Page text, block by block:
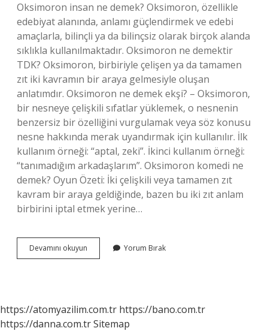
Oksimoron insan ne demek? Oksimoron, özellikle
edebiyat alanında, anlamı güçlendirmek ve edebi
amaçlarla, bilinçli ya da bilinçsiz olarak birçok alanda
sıklıkla kullanılmaktadır. Oksimoron ne demektir
TDK? Oksimoron, birbiriyle çelişen ya da tamamen
zıt iki kavramın bir araya gelmesiyle oluşan
anlatımdır. Oksimoron ne demek ekşi? – Oksimoron,
bir nesneye çelişkili sıfatlar yüklemek, o nesnenin
benzersiz bir özelliğini vurgulamak veya söz konusu
nesne hakkında merak uyandırmak için kullanılır. İlk
kullanım örneği: “aptal, zeki”. İkinci kullanım örneği:
“tanımadığım arkadaşlarım”. Oksimoron komedi ne
demek? Oyun Özeti: İki çelişkili veya tamamen zıt
kavram bir araya geldiğinde, bazen bu iki zıt anlam
birbirini iptal etmek yerine…
Devamını okuyun Oksimoron
Ne
Yorum Bırak
https://atomyazilim.com.tr https://bano.com.tr
https://danna.com.trSitemap